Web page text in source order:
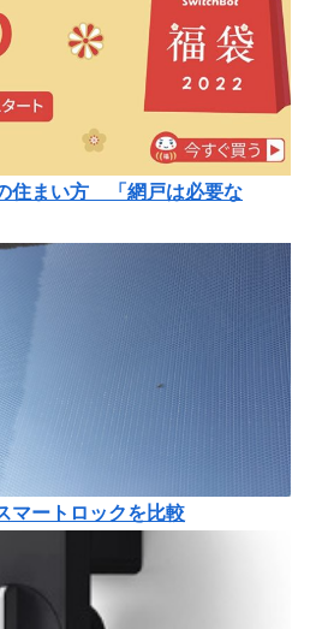
住まい方 「網戸は必要な
マートロックを比較